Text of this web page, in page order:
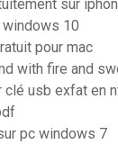
sur
windows 10
pour mac
with fire and
clé usb exfat en
pc windows 7